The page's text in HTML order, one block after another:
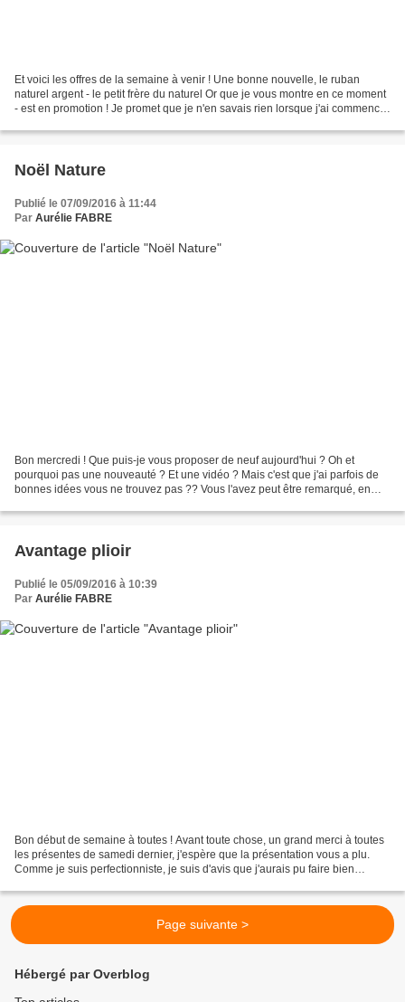
Et voici les offres de la semaine à venir ! Une bonne nouvelle, le ruban
naturel argent - le petit frère du naturel Or que je vous montre en ce moment
- est en promotion ! Je promet que je n'en savais rien lorsque j'ai commencé
Noël Nature
Publié le 07/09/2016 à 11:44
Par Aurélie FABRE
Bon mercredi ! Que puis-je vous proposer de neuf aujourd'hui ? Oh et
pourquoi pas une nouveauté ? Et une vidéo ? Mais c'est que j'ai parfois de
bonnes idées vous ne trouvez pas ?? Vous l'avez peut être remarqué, en
Avantage plioir
Publié le 05/09/2016 à 10:39
Par Aurélie FABRE
Bon début de semaine à toutes ! Avant toute chose, un grand merci à toutes
les présentes de samedi dernier, j'espère que la présentation vous a plu.
Comme je suis perfectionniste, je suis d'avis que j'aurais pu faire bien
Page suivante >
Hébergé par Overblog